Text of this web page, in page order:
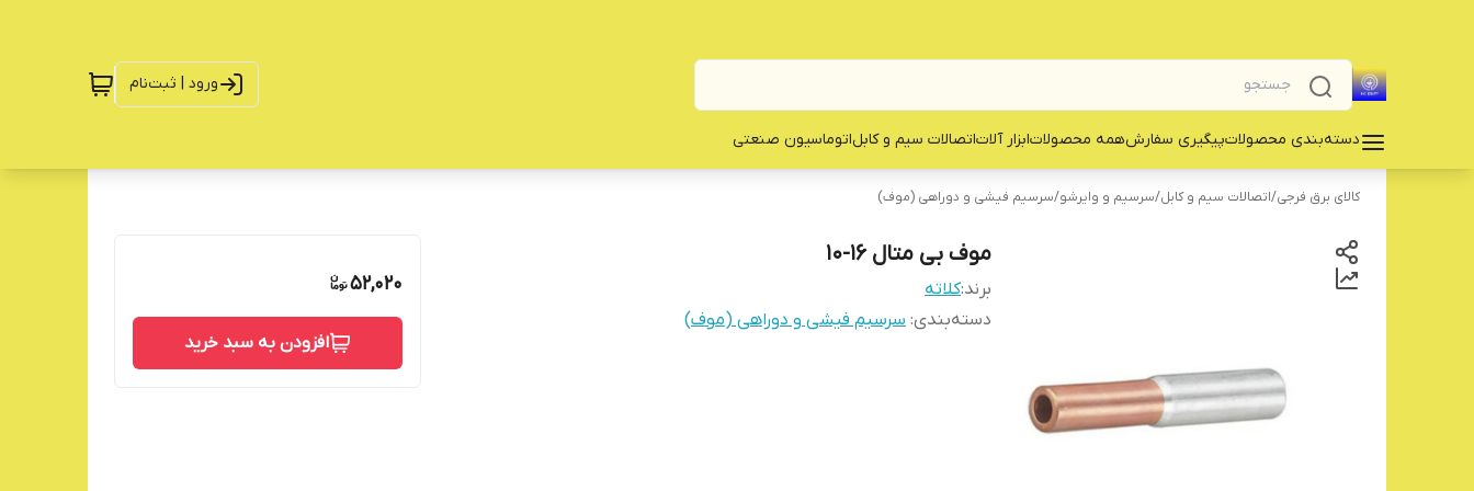
ورود | ثبت‌نام
دسته‌بندی محصولاتپیگیری سفارشهمه محصولات‌ابزار آلاتاتصالات سیم و کابلاتوماسیون صنعتی
کالای برق فرجی/اتصالات سیم و کابل/سرسیم و وایرشو/سرسیم فیشی و دوراهی (موف)
موف بی متال 16-10
برند:کلاته
دسته‌بندی: سرسیم فیشی و دوراهی (موف)
52,020
افزودن به سبد خرید